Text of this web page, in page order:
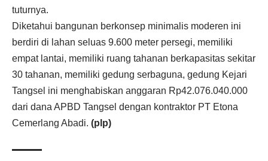
tuturnya.
Diketahui bangunan berkonsep minimalis moderen ini
berdiri di lahan seluas 9.600 meter persegi, memiliki
empat lantai, memiliki ruang tahanan berkapasitas sekitar
30 tahanan, memiliki gedung serbaguna, gedung Kejari
Tangsel ini menghabiskan anggaran Rp42.076.040.000
dari dana APBD Tangsel dengan kontraktor PT Etona
Cemerlang Abadi. (plp)